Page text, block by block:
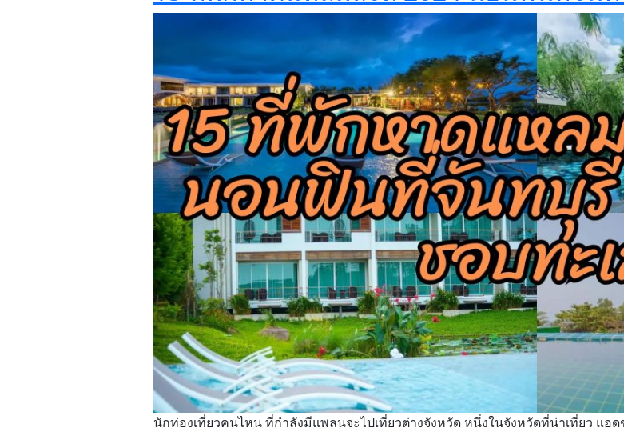
นักท่องเที่ยวคนไหน ที่กำลังมีแพลนจะไปเที่ยวต่างจังหวัด หนึ่งในจังหวัดที่น่าเที่ยว แอ